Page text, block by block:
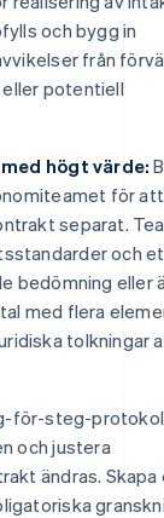
och bygg in
från
potentiell
högt värde:
för att
separat.
och
bedömning eller
med flera
tolkningar
för-steg-
och justera
ändras.